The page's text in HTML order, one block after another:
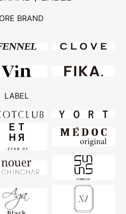
BRAND
LABEL